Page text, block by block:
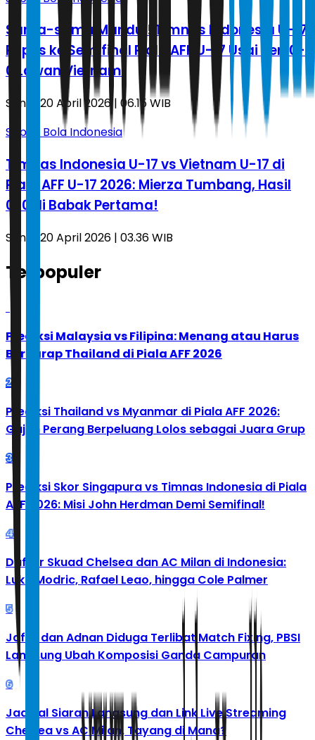
Sama-sama Mandul! Timnas Indonesia U-17
Pupus ke Semifinal Piala AFF U-17 Usai Seri 0-
0 Lawan Vietnam
Senin, 20 April 2026 | 06.15 WIB
Sepak Bola Indonesia
Timnas Indonesia U-17 vs Vietnam U-17 di
Piala AFF U-17 2026: Mierza Tumbang, Hasil
0-0 di Babak Pertama!
Senin, 20 April 2026 | 03.36 WIB
Terpopuler
Prediksi Malaysia vs Filipina: Menang atau Harus
Berharap Thailand di Piala AFF 2026
2
Prediksi Thailand vs Myanmar di Piala AFF 2026:
Gajah Perang Berpeluang Lolos sebagai Juara Grup
3
Prediksi Skor Singapura vs Timnas Indonesia di Piala
AFF 2026: Misi John Herdman Demi Semifinal!
4
Daftar Skuad Chelsea dan AC Milan di Indonesia:
Luka Modric, Rafael Leao, hingga Cole Palmer
5
Jafar dan Adnan Diduga Terlibat Match Fixing, PBSI
Langsung Ubah Komposisi Ganda Campuran
6
Jadwal Siaran Langsung dan Link Live Streaming
Chelsea vs AC Milan, Tayang di Mana?